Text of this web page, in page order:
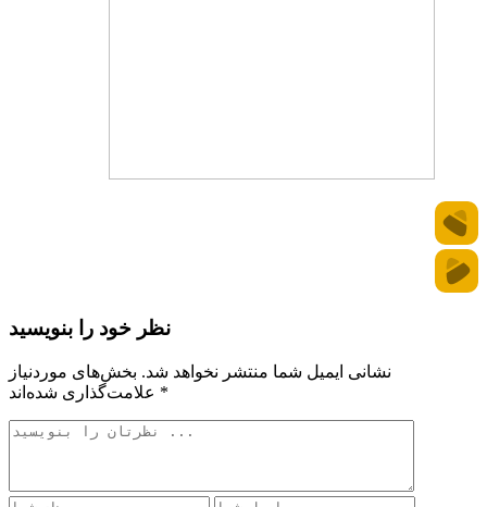
نظر خود را بنویسید
نشانی ایمیل شما منتشر نخواهد شد. بخش‌های موردنیاز
*